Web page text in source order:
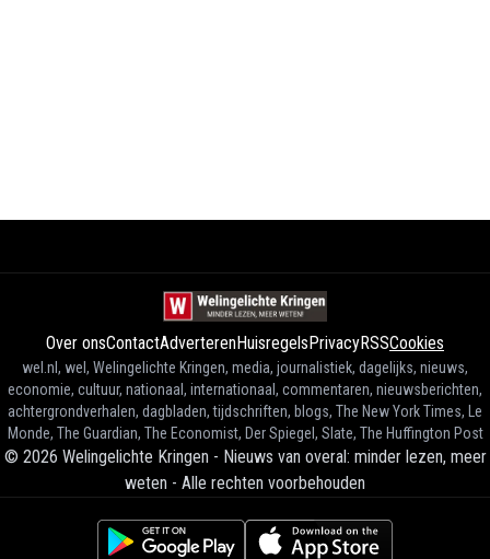
Over onsContactAdverterenHuisregelsPrivacyRSSCookies
wel.nl, wel, Welingelichte Kringen, media, journalistiek, dagelijks, nieuws,
economie, cultuur, nationaal, internationaal, commentaren, nieuwsberichten,
achtergrondverhalen, dagbladen, tijdschriften, blogs, The New York Times, Le
Monde, The Guardian, The Economist, Der Spiegel, Slate, The Huffington Post
© 2026 Welingelichte Kringen - Nieuws van overal: minder lezen, meer
weten - Alle rechten voorbehouden